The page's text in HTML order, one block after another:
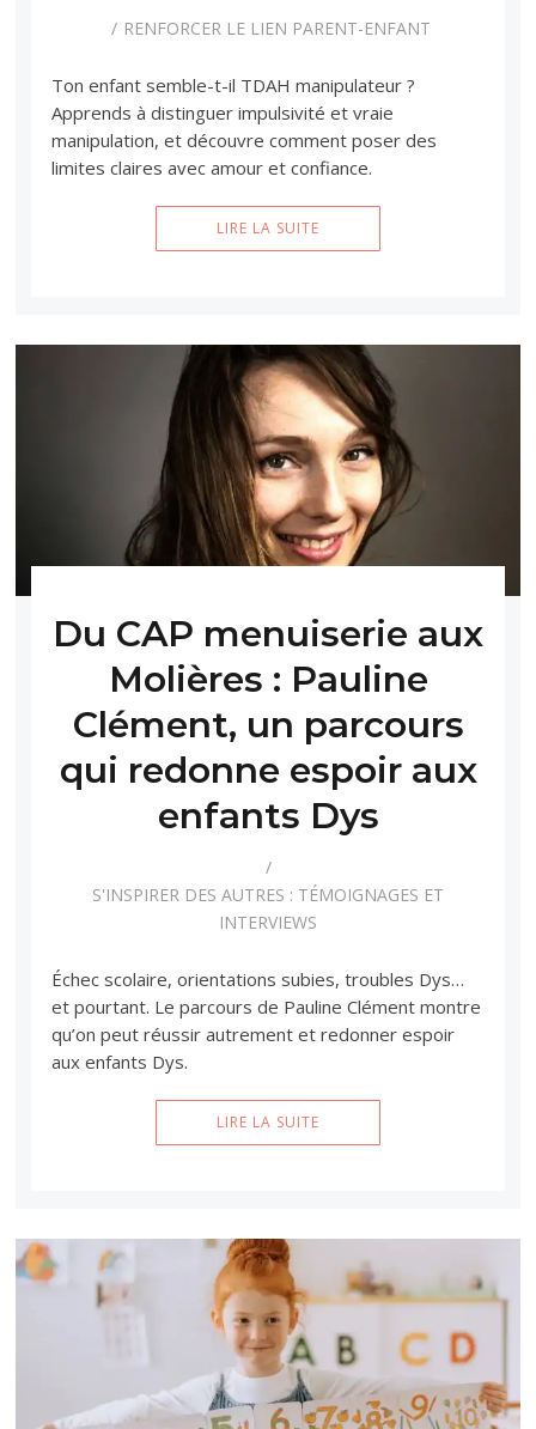
RENFORCER LE LIEN PARENT-ENFANT
Ton enfant semble-t-il TDAH manipulateur ?
Apprends à distinguer impulsivité et vraie
manipulation, et découvre comment poser des
limites claires avec amour et confiance.
LIRE LA SUITE
Du CAP menuiserie aux
Molières : Pauline
Clément, un parcours
qui redonne espoir aux
enfants Dys
S'INSPIRER DES AUTRES : TÉMOIGNAGES ET
INTERVIEWS
Échec scolaire, orientations subies, troubles Dys…
et pourtant. Le parcours de Pauline Clément montre
qu’on peut réussir autrement et redonner espoir
aux enfants Dys.
LIRE LA SUITE